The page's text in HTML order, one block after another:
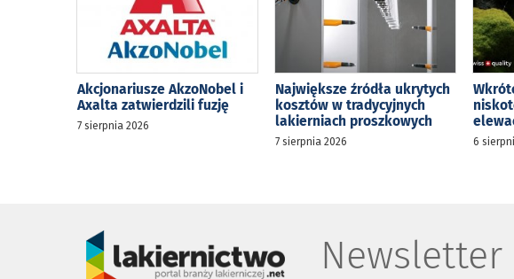
Akcjonariusze AkzoNobel i
Axalta zatwierdzili fuzję
7 sierpnia 2026
Największe źródła ukrytych
kosztów w tradycyjnych
lakierniach proszkowych
7 sierpnia 2026 6
Newsletter